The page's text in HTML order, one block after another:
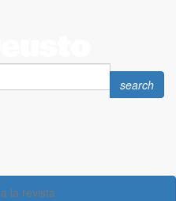
Search
search
la revista